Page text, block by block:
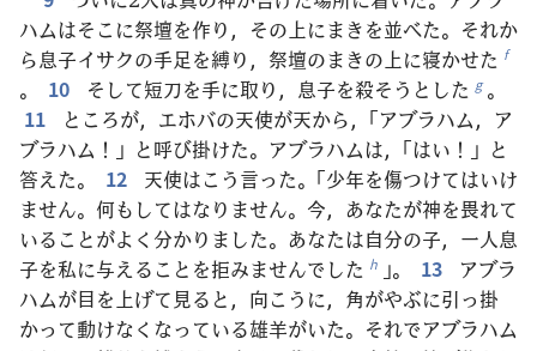
ハムはそこに祭壇を作り，その上にまきを並べた。それか
ら息子イサクの手足を縛り，祭壇のまきの上に寝かせた f
。 10 そして短刀を手に取り，息子を殺そうとした g 。
11
ところが，エホバの天使が天から，「アブラハム，ア
ブラハム！」と呼び掛けた。アブラハムは，「はい！」と
答えた。
12
天使はこう言った。「少年を傷つけてはいけ
ません。何もしてはなりません。今，あなたが神を畏れて
いることがよく分かりました。あなたは自分の子，一人息
子を私に与えることを拒みませんでした h 」。 13
アブラ
ハムが目を上げて見ると，向こうに，角がやぶに引っ掛
かって動けなくなっている雄羊がいた。それでアブラハム